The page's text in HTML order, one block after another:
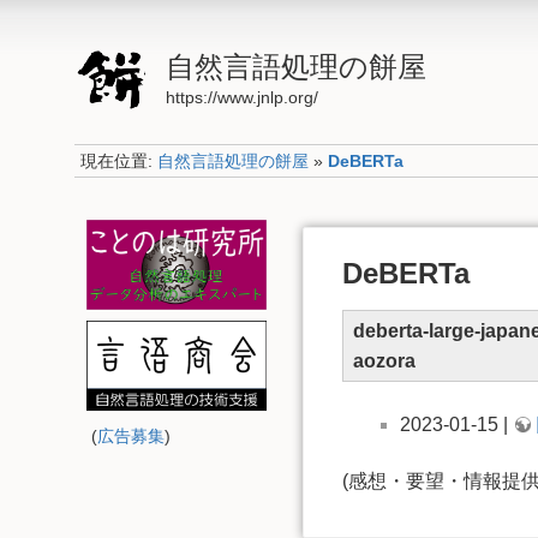
自然言語処理の餅屋
https://www.jnlp.org/
現在位置: 自然言語処理の餅屋 » DeBERTa
(広告募集)
DeBERTa
deberta-large-
aozora
2023-01-15 |
(感想・要望・情報提